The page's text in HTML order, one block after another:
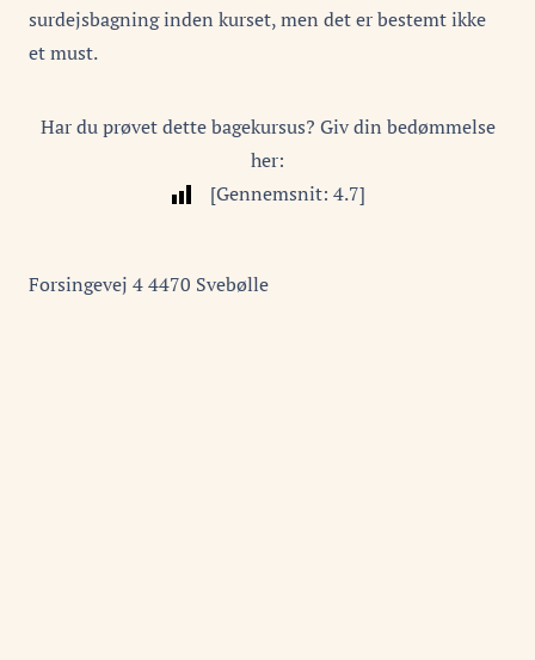
surdejsbagning inden kurset, men det er bestemt ikke
et must.
Har du prøvet dette bagekursus? Giv din bedømmelse
her:
[Gennemsnit: 4.7]
Forsingevej 44470 Svebølle